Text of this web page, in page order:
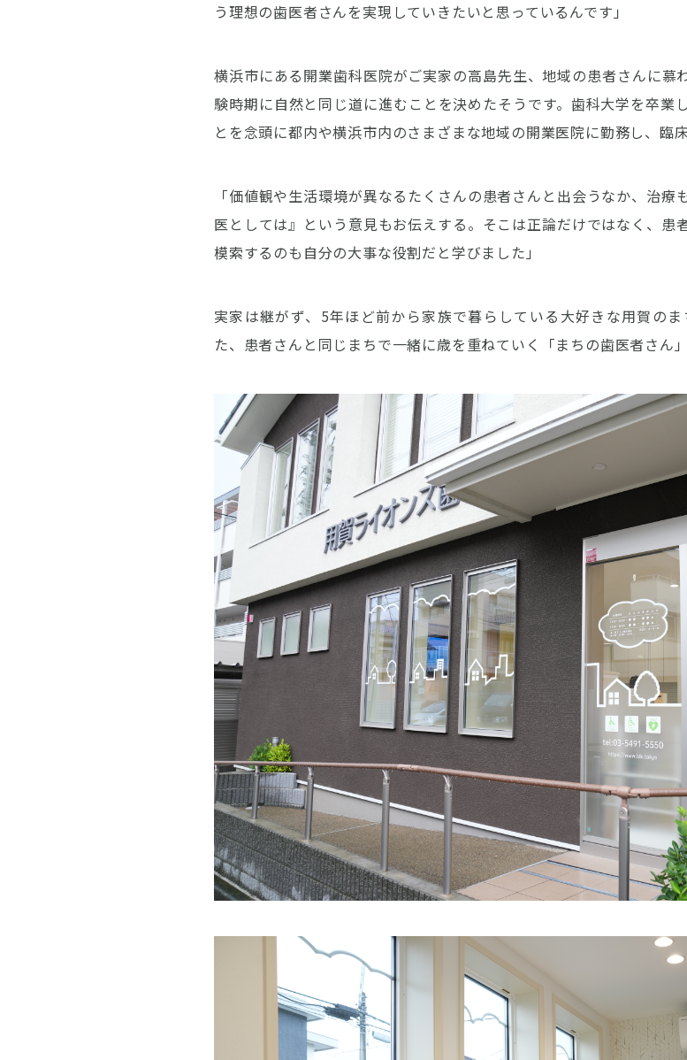
う理想の歯医者さんを実現していきたいと思っているんです」
横浜市にある開業歯科医院がご実家の高島先生、地域の患者さんに慕
験時期に自然と同じ道に進むことを決めたそうです。歯科大学を卒業
とを念頭に都内や横浜市内のさまざまな地域の開業医院に勤務し、臨
「価値観や生活環境が異なるたくさんの患者さんと出会うなか、治
医としては』という意見もお伝えする。そこは正論だけではなく、患
模索するのも自分の大事な役割だと学びました」
実家は継がず、5年ほど前から家族で暮らしている大好きな用賀の
た、患者さんと同じまちで一緒に歳を重ねていく「まちの歯医者さん